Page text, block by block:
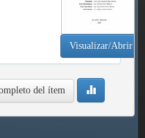
Visualizar/Abrir
del ítem